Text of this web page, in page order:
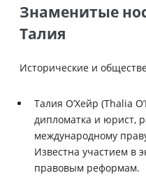
Знаменитые
Талия
Исторические и
Талия О’Хейр (Thalia
дипломатка и юрист,
международному
Известна участием в
правовым реформам.